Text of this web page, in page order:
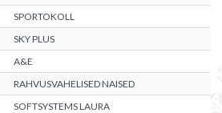
SPORTOKOLL
SKY PLUS
A&E
RAHVUSVAHELISED NAISED
SOFTSYSTEMS LAURA